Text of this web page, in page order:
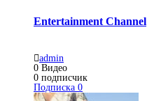
Entertainment Channel
admin
0 Видео
0 подписчик
Подписка 0